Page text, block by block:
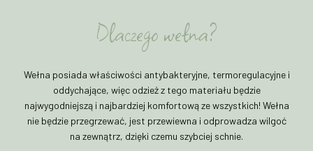
Dlaczego wełna?
Wełna posiada właściwości antybakteryjne, termoregulacyjne i
oddychające, więc odzież z tego materiału będzie
najwygodniejszą i najbardziej komfortową ze wszystkich! Wełna
nie będzie przegrzewać, jest przewiewna i odprowadza wilgoć
na zewnątrz, dzięki czemu szybciej schnie.